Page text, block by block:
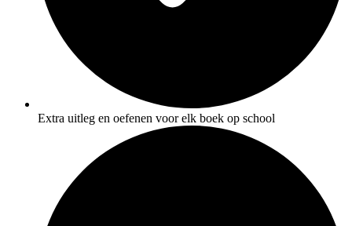
Extra uitleg en oefenen voor elk boek op school